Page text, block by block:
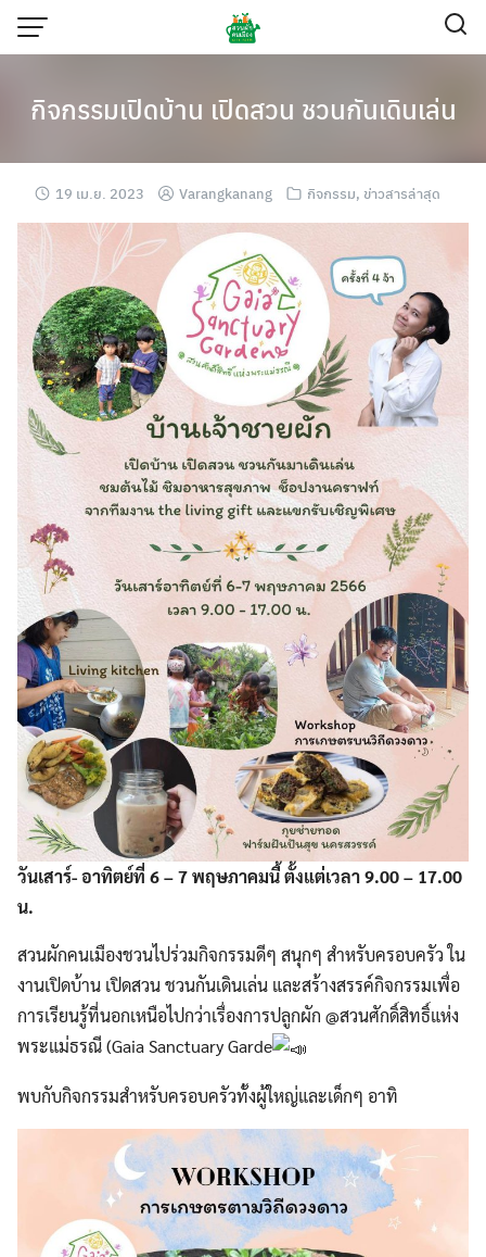
Skip
กิจกรรมเปิดบ้าน เปิดสวน ชวนกันเดินเล่น
19 เม.ย. 2023 Varangkanang กิจกรรม, ข่าวสารล่าสุด
วันเสาร์- อาทิตย์ที่ 6 – 7 พฤษภาคมนี้ ตั้งแต่เวลา 9.00 – 17.00
น.
สวนผักคนเมืองชวนไปร่วมกิจกรรมดีๆ สนุกๆ สำหรับครอบครัว ใน
งานเปิดบ้าน เปิดสวน ชวนกันเดินเล่น และสร้างสรรค์กิจกรรมเพื่อ
การเรียนรู้ที่นอกเหนือไปกว่าเรื่องการปลูกผัก @สวนศักดิ์สิทธิ์แห่ง
พระแม่ธรณี (Gaia Sanctuary Garde
พบกับกิจกรรมสำหรับครอบครัวทั้งผู้ใหญ่และเด็กๆ อาทิ